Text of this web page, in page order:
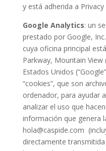
y está adherida a Privacy
Google Analytics: un
prestado por Google,
cuya oficina principal
Parkway, Mountain View
Estados Unidos
“cookies”, que son
ordenador, para ayudar
analizar el uso que
información que genera
hola@caspide.com
directamente